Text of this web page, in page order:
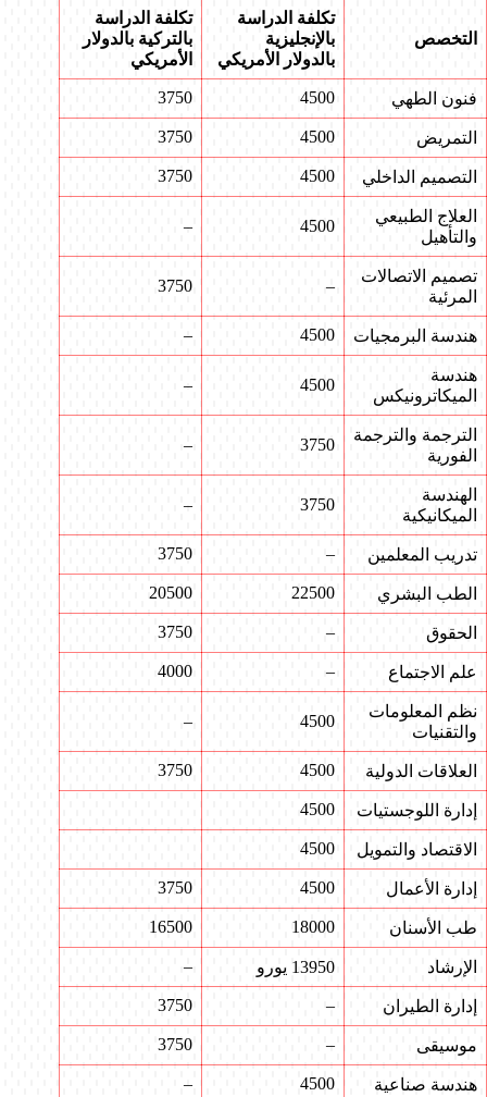
التخصص
تكلفة الدراسة
بالإنجليزية
بالدولار الأمريكي
تكلفة الدراسة
بالتركية بالدولار
الأمريكي
فنون الطهي 4500
3750
التمريض 4500
3750
التصميم الداخلي 4500
3750
العلاج الطبيعي
والتأهيل
4500
–
تصميم الاتصالات
المرئية
–
3750
هندسة البرمجيات 4500
–
هندسة
الميكاترونيكس
4500
–
الترجمة والترجمة
الفورية
3750
–
الهندسة
الميكانيكية
3750
–
تدريب المعلمين –
3750
الطب البشري 22500
20500
الحقوق –
3750
علم الاجتماع –
4000
نظم المعلومات
والتقنيات
4500
–
العلاقات الدولية 4500
3750
إدارة اللوجستيات 4500
الاقتصاد والتمويل 4500
إدارة الأعمال 4500
3750
طب الأسنان 18000
16500
الإرشاد 13950 يورو –
إدارة الطيران –
3750
موسيقى –
3750
هندسة صناعية 4500
–